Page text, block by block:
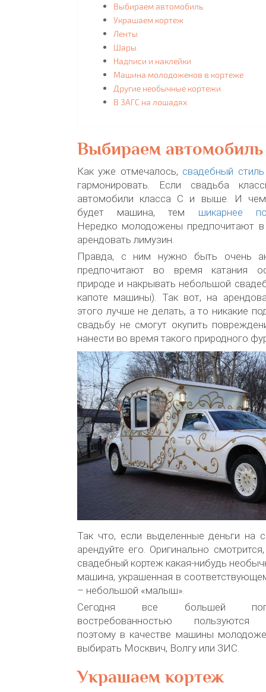
Выбираем автомобиль
Украшаем кортеж
Ленты
Шары
Надписи и наклейки
Машина молодоженов в кортеже
Другие необычные кортежи
В ЗАГС на лошадях
Выбираем автомобиль
Как уже отмечалось, свадебный стиль
гармонировать. Если свадьба
автомобили класса C и выше. И чем
будет машина, тем шикарнее
Нередко молодожены предпочитают
арендовать лимузин.
Правда, с ним нужно быть очень
предпочитают во время катания
природе и накрывать небольшой
капоте машины). Так вот, на
этого лучше не делать, а то никакие
свадьбу не смогут окупить
нанести во время такого природного
Так что, если выделенные деньги на
арендуйте его. Оригинально
свадебный кортеж какая-нибудь
машина, украшенная в
– небольшой «малыш».
Сегодня все большей
востребованностью пользуются
поэтому в качестве машины
выбирать Москвич, Волгу или ЗИС.
Украшаем кортеж